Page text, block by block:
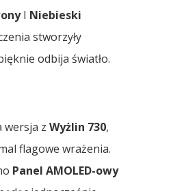
I Niebieski
stworzyły
odbija światło.
wersja z Wyżlin 730,
flagowe wrażenia.
Panel AMOLED-owy